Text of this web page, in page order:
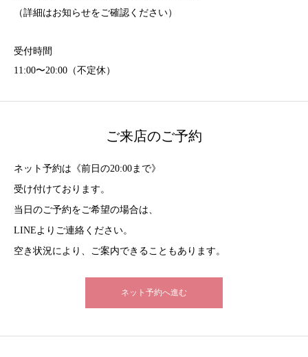
（詳細はお知らせをご確認ください）
受付時間
11:00〜20:00（不定休）
ご来店のご予約
ネット予約は《前日の20:00まで》
受け付けております。
当日のご予約をご希望の場合は、
LINEよりご連絡ください。
空き状況により、ご案内できることもあります。
ネット予約へ進む